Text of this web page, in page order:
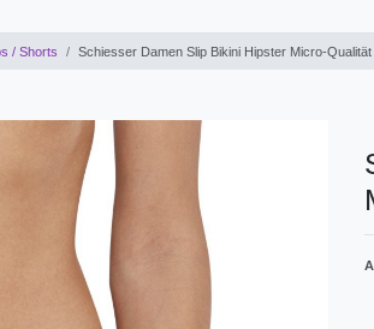
/ Shorts Schiesser Damen Slip Bikini Hipster Micro-